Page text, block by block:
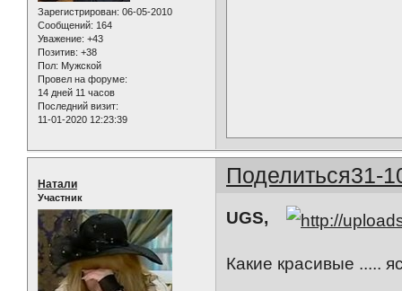
Зарегистрирован: 06-05-2010
Сообщений: 164
Уважение: +43
Позитив: +38
Пол: Мужской
Провел на форуме:
14 дней 11 часов
Последний визит:
11-01-2020 12:23:39
Поделиться31-
Натали
Участник
UGS,
Какие красивые .....